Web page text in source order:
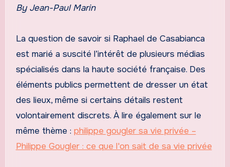
By Jean-Paul Marin
La question de savoir si Raphael de Casabianca
est marié a suscité l’intérêt de plusieurs médias
spécialisés dans la haute société française. Des
éléments publics permettent de dresser un état
des lieux, même si certains détails restent
volontairement discrets. À lire également sur le
même thème : philippe gougler sa vie privée –
Philippe Gougler : ce que l'on sait de sa vie privée